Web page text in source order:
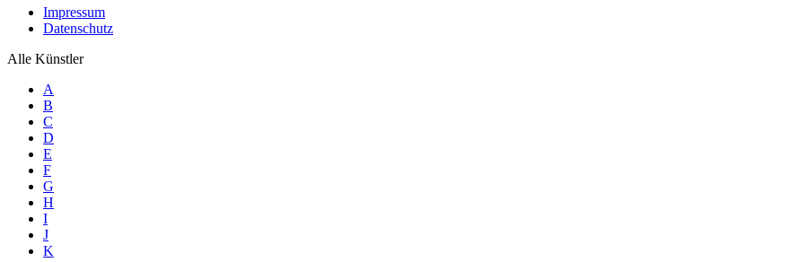
Impressum
Datenschutz
Alle Künstler
A
B
C
D
E
F
G
H
I
J
K